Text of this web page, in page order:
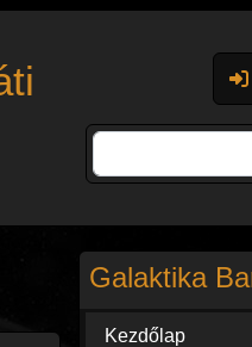
Felhasználói
Keresés
Galaktika
Kezdőlap